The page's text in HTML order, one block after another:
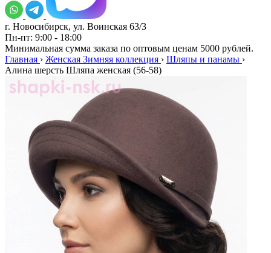
г. Новосибирск, ул. Воинская 63/3
Пн-пт: 9:00 - 18:00
Минимальная сумма заказа по оптовым ценам 5000 рублей.
Главная › Женская Зимняя коллекция › Шляпы и панамы ›
Алина шерсть Шляпа женская (56-58)